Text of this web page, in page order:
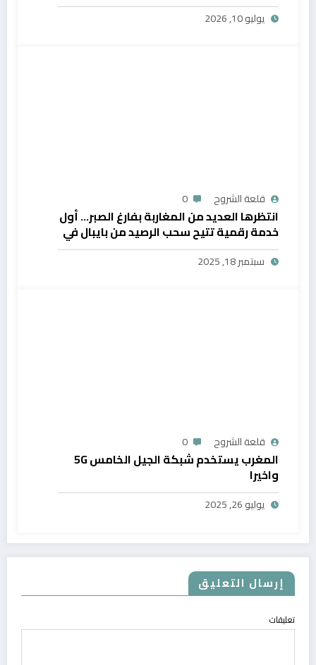
يوليو 10, 2026
قلعة الشروح 0
انتظرها العديد من المغاربة بفارغ الصبر… أول
خدمة رقمية تتيح سحب الرصيد من بايبال في
المغرب
سبتمبر 18, 2025
قلعة الشروح 0
المغرب يستخدم شبكة الجيل الخامس 5G
واخيرا
يوليو 26, 2025
إرسال التعليق
تعليقات